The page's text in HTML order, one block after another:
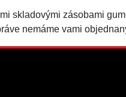
skladovými zásobami
nemáme vami